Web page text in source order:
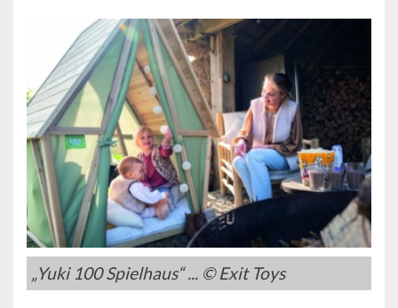
„Yuki 100 Spielhaus“ ... © Exit Toys